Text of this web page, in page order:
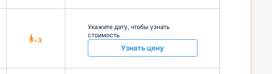
×3
Укажите дату, чтобы узнать
стоимость
Узнать цену